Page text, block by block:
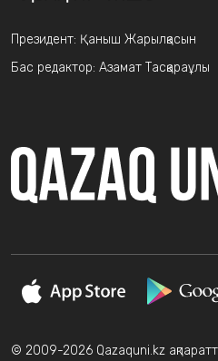
Президент: Қаныш Жарылқасын
Бас редактор: Азамат Тасқараұлы
© 2009-2026 Qazaquni.kz